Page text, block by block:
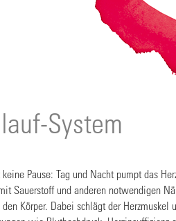
System
Pause: Tag und Nacht pumpt das
Sauerstoff und anderen notwendigen
Körper. Dabei schlägt der